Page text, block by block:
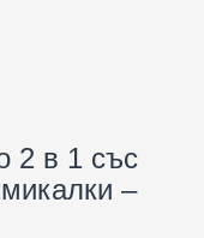
2 в 1 със
–